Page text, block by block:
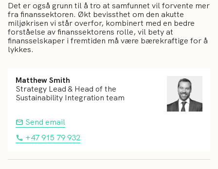
Det er også grunn til å tro at samfunnet vil forvente mer
fra finanssektoren. Økt bevissthet om den akutte
miljøkrisen vi står overfor, kombinert med en bedre
forståelse av finanssektorens rolle, vil bety at
finansselskaper i fremtiden må være bærekraftige for å
lykkes.
Matthew Smith
Strategy Lead & Head of the
Sustainability Integration team
Send email
+47 915 79 932